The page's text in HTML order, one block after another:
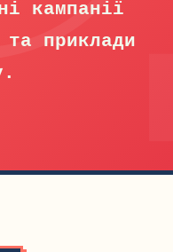
кампанії
приклади